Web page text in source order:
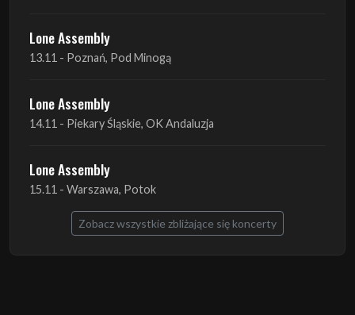
Lone Assembly
13.11 - Poznań, Pod Minogą
Lone Assembly
14.11 - Piekary Śląskie, OK Andaluzja
Lone Assembly
15.11 - Warszawa, Potok
Zobacz wszystkie zbliżające się koncerty